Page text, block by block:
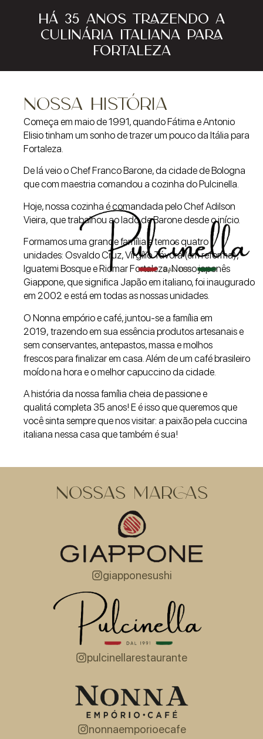
HÁ 35 ANOS TRAZENDO A
CULINÁRIA ITALIANA PARA
FORTALEZA
NOSSA HISTÓRIA
Começa em maio de 1991, quando Fátima e Antonio
Elisiotinham um sonho de trazer um pouco da Itália para
Fortaleza.
De lá veio o Chef Franco Barone, da cidade de Bologna
quecom maestria comandou a cozinha do Pulcinella.
Hoje, nossa cozinha é comandada pelo Chef Adilson
Vieira, que trabalhou ao lado de Barone desde o início.
Formamos uma grande família e temos quatro
unidades: Osvaldo Cruz, Virgílio Távora (em reforma),
Iguatemi Bosque e Riomar Fortaleza,Nosso japonês
Giappone, que significa Japão em italiano, foi inaugurado
em 2002 e está em todas as nossas unidades.
O Nonna empório e café, juntou-se a família em
2019, trazendo em sua essência produtos artesanais e
sem conservantes, antepastos, massa e molhos
frescospara finalizar em casa. Além de um café brasileiro
moídona hora e o melhor capuccino da cidade.
A história da nossa família cheia de passione e
qualitá completa 35 anos! E é isso que queremos que
vocêsinta sempre que nos visitar: a paixão pela cuccina
italiana nessa casa que também é sua!
NOSSAS MARCAS
giapponesushi
pulcinellarestaurante
nonnaemporioecafe